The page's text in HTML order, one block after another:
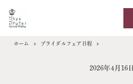
ホーム ブライダルフェア日程
2026年4月16日